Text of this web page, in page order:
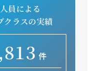
員による
クラスの実績
件